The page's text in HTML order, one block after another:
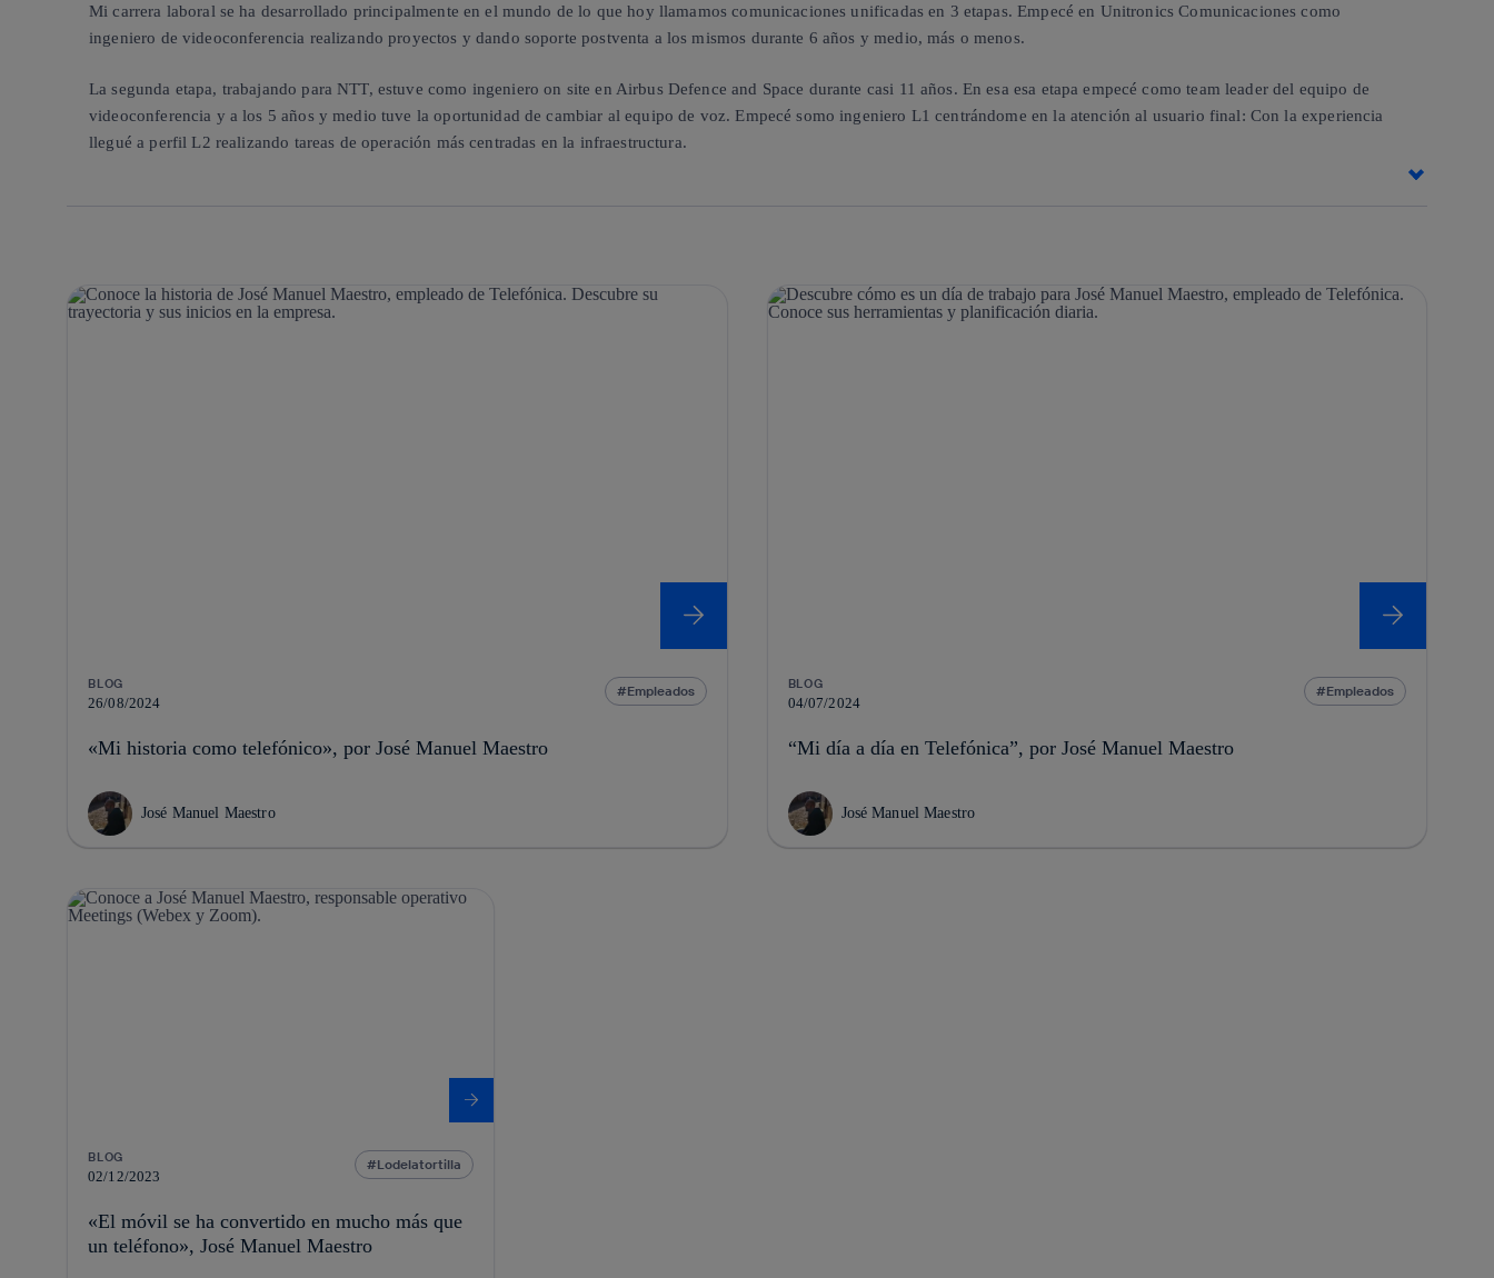
Mi carrera laboral se ha desarrollado principalmente en el mundo de lo que hoy llamamos comunicaciones unificadas en 3 etapas. Empecé en Unitronics Comunicaciones como
ingeniero de videoconferencia realizando proyectos y dando soporte postventa a los mismos durante 6 años y medio, más o menos.
La segunda etapa, trabajando para NTT, estuve como ingeniero on site en Airbus Defence and Space durante casi 11 años. En esa esa etapa empecé como team leader del equipo de
videoconferencia y a los 5 años y medio tuve la oportunidad de cambiar al equipo de voz. Empecé somo ingeniero L1 centrándome en la atención al usuario final: Con la experiencia
llegué a perfil L2 realizando tareas de operación más centradas en la infraestructura.
BLOG
26/08/2024
Empleados
«Mi historia como telefónico», por José Manuel Maestro
José Manuel Maestro
BLOG
04/07/2024
Empleados
“Mi día a día en Telefónica”, por José Manuel Maestro
José Manuel Maestro
BLOG
02/12/2023
Lodelatortilla
«El móvil se ha convertido en mucho más que
un teléfono», José Manuel Maestro